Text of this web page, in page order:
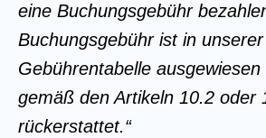
eine Buchungsgebühr
Buchungsgebühr ist in unserer
Gebührentabelle
gemäß den Artikeln 10.2 oder
rückerstattet.“